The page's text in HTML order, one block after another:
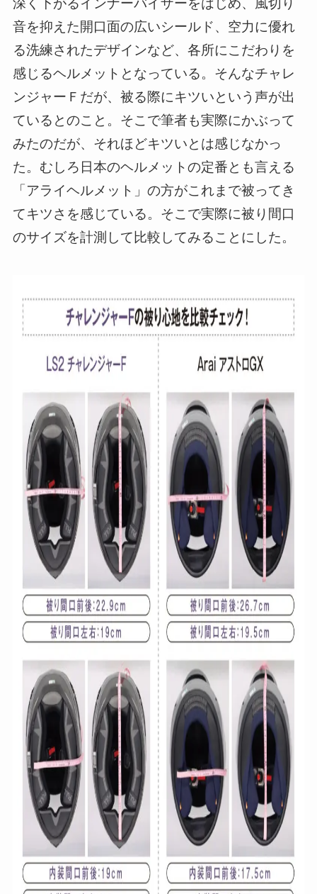
音を抑えた開口面の広いシールド、空力に優れ
る洗練されたデザインなど、各所にこだわりを
感じるヘルメットとなっている。そんなチャレ
ンジャーＦだが、被る際にキツいという声が出
ているとのこと。そこで筆者も実際にかぶって
みたのだが、それほどキツいとは感じなかっ
た。むしろ日本のヘルメットの定番とも言える
「アライヘルメット」の方がこれまで被ってき
てキツさを感じている。そこで実際に被り間口
のサイズを計測して比較してみることにした。